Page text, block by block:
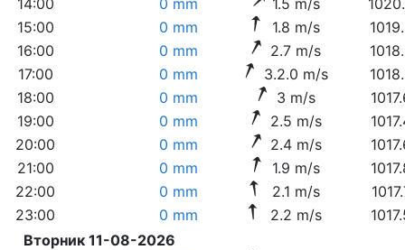
15:00
0 mm 1.8 m/s
16:00
0 mm 2.7 m/s
17:00
0 mm 3.2.0 m/s
18:00
0 mm 3 m/s
19:00
0 mm 2.5 m/s
20:00
0 mm 2.4 m/s
21:00
0 mm 1.9 m/s
22:00
0 mm 2.1 m/s
23:00
0 mm 2.2 m/s
Вторник 11-08-2026